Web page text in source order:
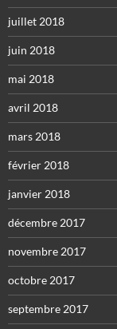
juillet 2018
juin 2018
mai 2018
avril 2018
mars 2018
février 2018
janvier 2018
décembre 2017
novembre 2017
octobre 2017
septembre 2017